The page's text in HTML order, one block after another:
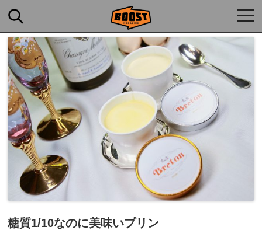
糖質1/10なのに美味いプリン